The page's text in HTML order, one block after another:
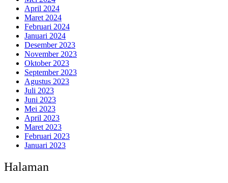
April 2024
Maret 2024
Februari 2024
Januari 2024
Desember 2023
November 2023
Oktober 2023
September 2023
Agustus 2023
Juli 2023
Juni 2023
Mei 2023
April 2023
Maret 2023
Februari 2023
Januari 2023
Halaman